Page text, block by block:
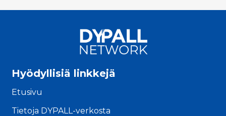
Hyödyllisiä linkkejä
Etusivu
Tietoja DYPALL-verkosta